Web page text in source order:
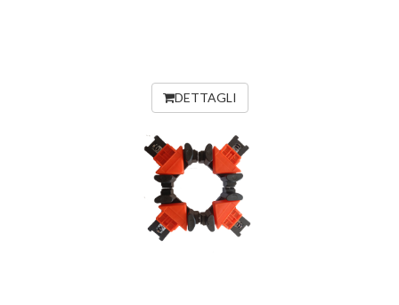
DETTAGLI